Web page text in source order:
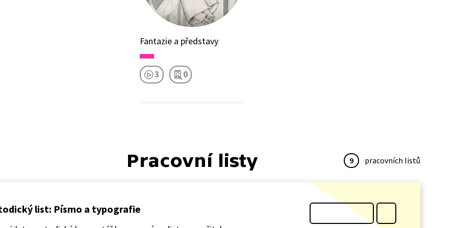
Fantazie a představy
3 0
Pracovní listy 9 pracovních listů
list: Písmo a typografie